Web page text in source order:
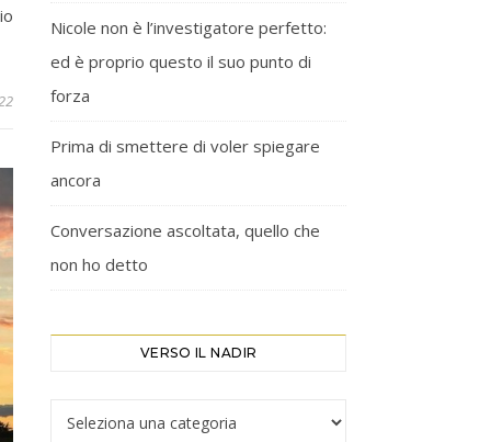
Nicole non è l’investigatore perfetto:
ed è proprio questo il suo punto di
forza
Prima di smettere di voler spiegare
ancora
Conversazione ascoltata, quello che
non ho detto
VERSO IL NADIR